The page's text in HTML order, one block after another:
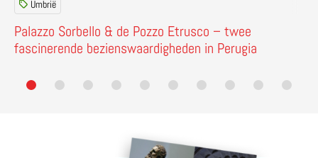
Palazzo Sorbello & de Pozzo Etrusco – twee
fascinerende bezienswaardigheden in Perugia
Umbrië